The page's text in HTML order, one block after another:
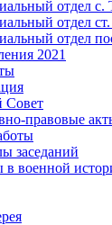
отдел с.
отдел
отдел
2021
Совет
правовые
заседаний
военной